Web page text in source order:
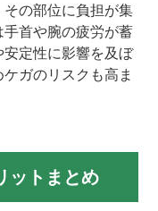
の部位に負担が集
首や腕の疲労が蓄
定性に影響を及ぼ
ガのリスクも高ま
ットまとめ